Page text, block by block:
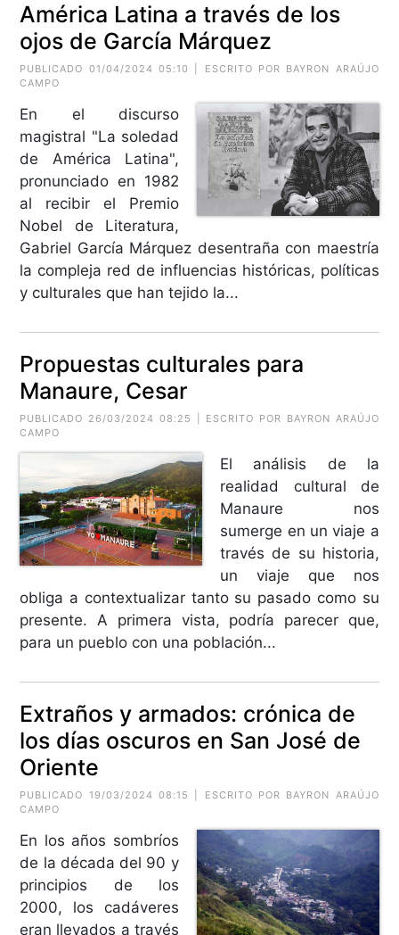
América Latina a través de los
ojos de García Márquez
PUBLICADO 01/04/2024 05:10 | ESCRITO POR BAYRON ARAÚJO
CAMPO
En el discurso
magistral "La soledad
de América Latina",
pronunciado en 1982
al recibir el Premio
Nobel de Literatura,
Gabriel García Márquez desentraña con maestría
la compleja red de influencias históricas, políticas
y culturales que han tejido la...
Propuestas culturales para
Manaure, Cesar
PUBLICADO 26/03/2024 08:25 | ESCRITO POR BAYRON ARAÚJO
CAMPO
El análisis de la
realidad cultural de
Manaure nos
sumerge en un viaje a
través de su historia,
un viaje que nos
obliga a contextualizar tanto su pasado como su
presente. A primera vista, podría parecer que,
para un pueblo con una población...
Extraños y armados: crónica de
los días oscuros en San José de
Oriente
PUBLICADO 19/03/2024 08:15 | ESCRITO POR BAYRON ARAÚJO
CAMPO
En los años sombríos
de la década del 90 y
principios de los
2000, los cadáveres
eran llevados a través